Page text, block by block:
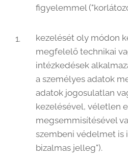
figyelemmel
kezelését oly módon
megfelelő technikai
intézkedések
a személyes adatok
adatok jogosulatlan
kezelésével, véletlen
megsemmisítésével
szembeni védelmet is
bizalmas jelleg").